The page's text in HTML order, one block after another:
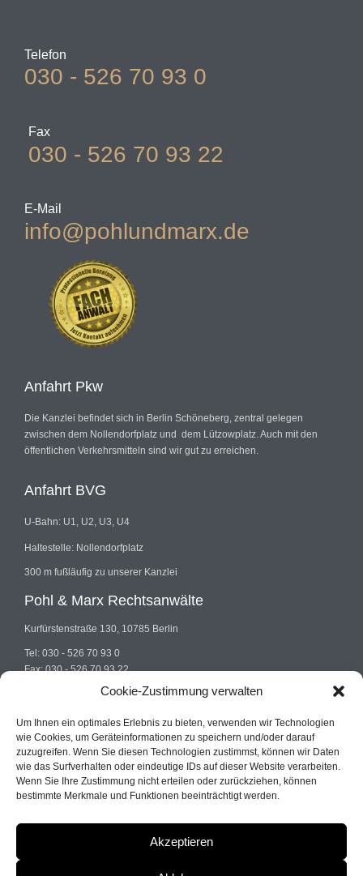
Cookie-Zustimmung verwalten
Um Ihnen ein optimales Erlebnis zu bieten, verwenden wir Technologien
wie Cookies, um Geräteinformationen zu speichern und/oder darauf
zuzugreifen. Wenn Sie diesen Technologien zustimmst, können wir Daten
wie das Surfverhalten oder eindeutige IDs auf dieser Website verarbeiten.
Wenn Sie Ihre Zustimmung nicht erteilen oder zurückziehen, können
bestimmte Merkmale und Funktionen beeinträchtigt werden.
Akzeptieren
Telefon
030 - 526 70 93 0
Fax
030 - 526 70 93 22
E-Mail
info@pohlundmarx.de
Anfahrt Pkw
Die Kanzlei befindet sich in Berlin Schöneberg, zentral gelegen
zwischen dem Nollendorfplatz und dem Lützowplatz. Auch mit den
öffentlichen Verkehrsmitteln sind wir gut zu erreichen.
Anfahrt BVG
U-Bahn: U1, U2, U3, U4
Haltestelle: Nollendorfplatz
300 m fußläufig zu unserer Kanzlei
Pohl & Marx Rechtsanwälte
Kurfürstenstraße 130, 10785 Berlin
Tel: 030 - 526 70 93 0
Fax: 030 - 526 70 93 22
E-mail: info@pohlundmarx.de
© 2022Pohl & Marx | Fachanwalt Strafrecht Berlin